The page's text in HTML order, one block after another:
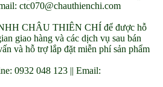
ctc070@chauthienchi.com
CHÂU THIÊN CHÍ để được hỗ
giao hàng và các dịch vụ sau bán
và hỗ trợ lắp đặt miễn phí sản phẩm
0932 048 123 || Email: